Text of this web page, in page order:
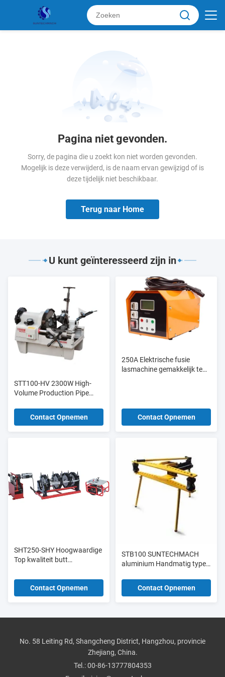
Pagina niet gevonden.
Sorry, de pagina die u zoekt kon niet worden gevonden.
Mogelijk is deze verwijderd, is de naam ervan gewijzigd of is
deze tijdelijk niet beschikbaar.
Terug naar Home
U kunt geïnteresseerd zijn in
STT100-HV 2300W High-
Volume Production Pipe
11/22/38 Continuous Duty
Motor & Auto-Lube System
Contact Opnemen
250A Elektrische fusie
lasmachine gemakkelijk te
Contact Opnemen
SHT250-SHY Hoogwaardige
Top kwaliteit butt
aansluiting video voor
Machinery Repair
Workshops
Contact Opnemen
STB100 SUNTECHMACH
aluminium Handmatig type
1/2 "-4"
Contact Opnemen
No. 58 Leiting Rd, Shangcheng District, Hangzhou, provincie
Zhejiang, China.
Tel.:00-86-13777804353